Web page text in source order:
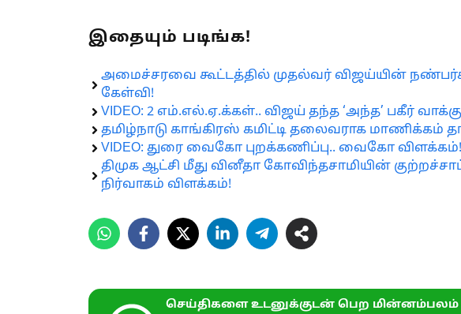
இதையும் படிங்க!
அமைச்சரவை கூட்டத்தில் முதல்வர் விஜய்யின் நண்பர்கள்
கேள்வி!
VIDEO: 2 எம்.எல்.ஏ.க்கள்.. விஜய் தந்த ‘அந்த’ பகீர்
தமிழ்நாடு காங்கிரஸ் கமிட்டி தலைவராக மாணிக்கம்
VIDEO: துரை வைகோ புறக்கணிப்பு.. வைகோ விளக்கம்!
திமுக ஆட்சி மீது வினீதா கோவிந்தசாமியின்
நிர்வாகம் விளக்கம்!
செய்திகளை உடனுக்குடன் பெற